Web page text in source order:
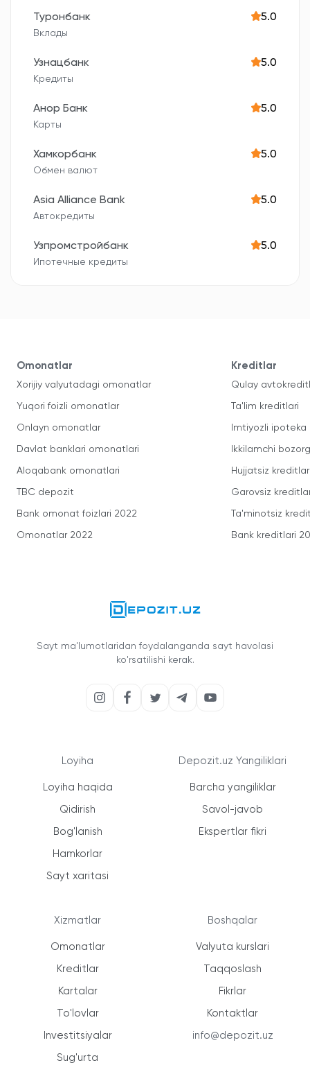
Туронбанк 5.0
Вклады
Узнацбанк 5.0
Кредиты
Анор Банк 5.0
Карты
Хамкорбанк 5.0
Обмен валют
Asia Alliance Bank 5.0
Автокредиты
Узпромстройбанк 5.0
Ипотечные кредиты
Omonatlar
Xorijiy valyutadagi omonatlar
Yuqori foizli omonatlar
Onlayn omonatlar
Davlat banklari omonatlari
Aloqabank omonatlari
TBC depozit
Bank omonat foizlari 2022
Omonatlar 2022
Kreditlar
Qulay
Ta'lim kreditlari
Imtiyozli ipoteka
Ikkilamchi
Hujjatsiz kreditlar
Garovsiz
Ta'minotsiz
Bank kreditlari
Sayt ma'lumotlaridan foydalanganda sayt havolasi
ko'rsatilishi kerak.
Loyiha
Loyiha haqida
Qidirish
Bog'lanish
Hamkorlar
Sayt xaritasi
Xizmatlar
Omonatlar
Kreditlar
Kartalar
To'lovlar
Investitsiyalar
Sug'urta
Depozit.uz Yangiliklari
Barcha yangiliklar
Savol-javob
Ekspertlar fikri
Boshqalar
Valyuta kurslari
Taqqoslash
Fikrlar
Kontaktlar
info@depozit.uz